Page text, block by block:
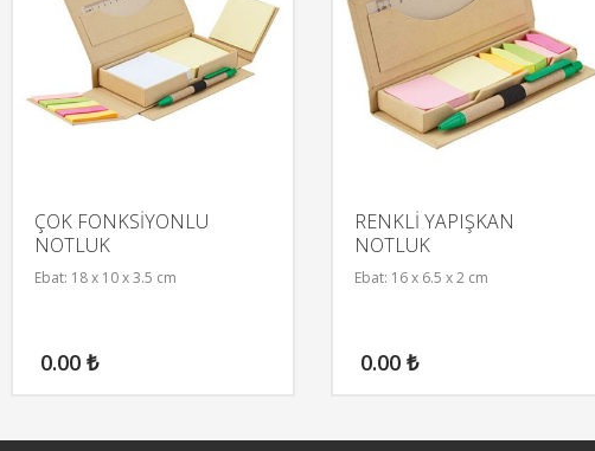
ÇOK FONKSİYONLU
NOTLUK
Ebat: 18 x 10 x 3.5 cm
0.00 ₺
RENKLİ YAPIŞKAN
NOTLUK
Ebat: 16 x 6.5 x 2 cm
0.00 ₺